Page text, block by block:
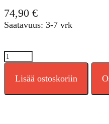
74,90 €
Saatavuus: 3-7 vrk
SiCare
Hybrid
Wax
64
Lisää ostoskoriin